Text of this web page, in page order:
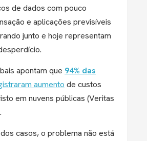
de dados com pouco
e aplicações previsíveis
junto e hoje representam
apontam que 94% das
aumento de custos
em nuvens públicas (Veritas
casos, o problema não está